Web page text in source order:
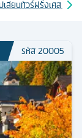
เลียนทัวร์ฝรั่งเศส 8 วัน
รหัส20005